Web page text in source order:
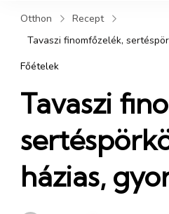
Otthon
Recept
Tavaszi finomfőzelék,
Főételek
Tavaszi
házias,